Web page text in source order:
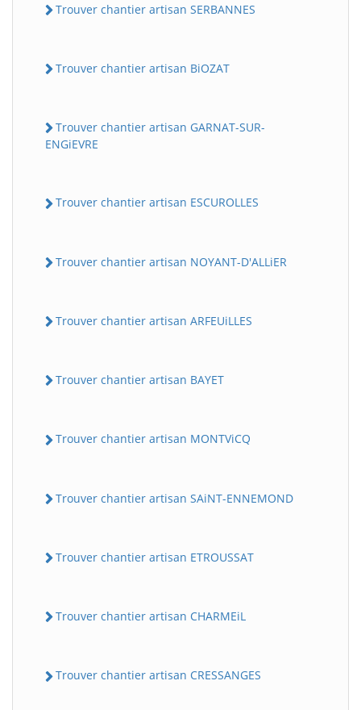
Trouver chantier artisan SERBANNES
Trouver chantier artisan BiOZAT
Trouver chantier artisan GARNAT-SUR-
ENGiEVRE
Trouver chantier artisan ESCUROLLES
Trouver chantier artisan NOYANT-D'ALLiER
Trouver chantier artisan ARFEUiLLES
Trouver chantier artisan BAYET
Trouver chantier artisan MONTViCQ
Trouver chantier artisan SAiNT-ENNEMOND
Trouver chantier artisan ETROUSSAT
Trouver chantier artisan CHARMEiL
Trouver chantier artisan CRESSANGES
B Assistant en ligne